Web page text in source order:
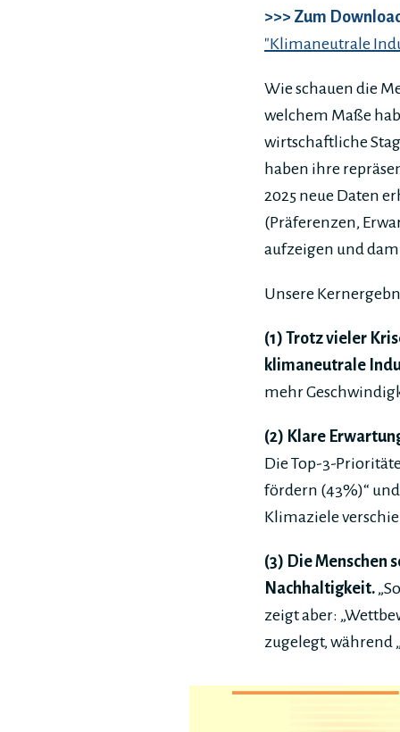
>>> Zum
"Klimaneutrale
Wie schauen die
welchem Maße
wirtschaftliche
haben ihre
2025 neue Daten
(Präferenzen,
aufzeigen und
Unsere
(1) Trotz vieler
klimaneutrale
mehr
(2) Klare
Die Top-3-
fördern (43%)“
Klimaziele
(3) Die Menschen
Nachhaltigkeit.
zeigt aber:
zugelegt, während